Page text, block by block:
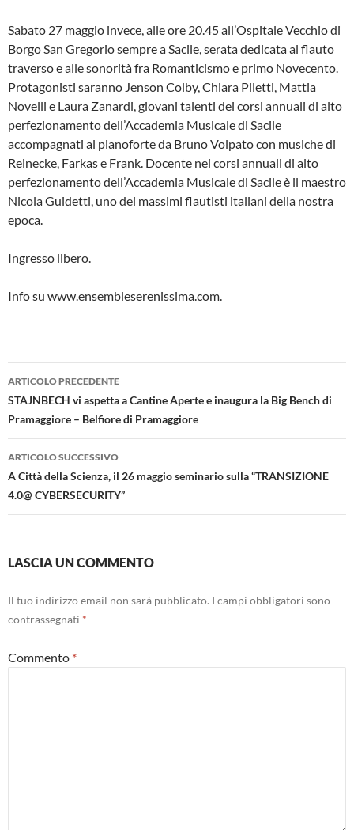
Sabato 27 maggio invece, alle ore 20.45 all’Ospitale Vecchio di
Borgo San Gregorio sempre a Sacile, serata dedicata al flauto
traverso e alle sonorità fra Romanticismo e primo Novecento.
Protagonisti saranno Jenson Colby, Chiara Piletti, Mattia
Novelli e Laura Zanardi, giovani talenti dei corsi annuali di alto
perfezionamento dell’Accademia Musicale di Sacile
accompagnati al pianoforte da Bruno Volpato con musiche di
Reinecke, Farkas e Frank. Docente nei corsi annuali di alto
perfezionamento dell’Accademia Musicale di Sacile è il maestro
Nicola Guidetti, uno dei massimi flautisti italiani della nostra
epoca.
Ingresso libero.
Info su www.ensembleserenissima.com.
Navigazione
articolo
ARTICOLO PRECEDENTE
STAJNBECH vi aspetta a Cantine Aperte e inaugura la Big Bench di
Pramaggiore – Belfiore di Pramaggiore
ARTICOLO SUCCESSIVO
A Città della Scienza, il 26 maggio seminario sulla “TRANSIZIONE
4.0@ CYBERSECURITY”
LASCIA UN COMMENTO
Il tuo indirizzo email non sarà pubblicato. I campi obbligatori sono
contrassegnati *
Commento *